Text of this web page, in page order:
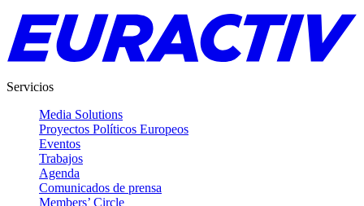
Servicios
Media Solutions
Proyectos Políticos Europeos
Eventos
Trabajos
Agenda
Comunicados de prensa
Members’ Circle